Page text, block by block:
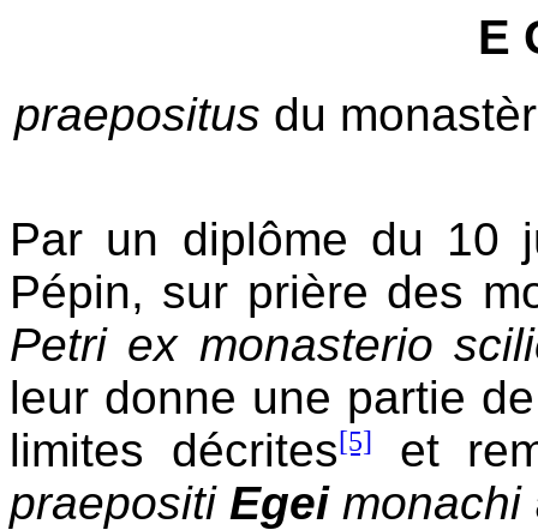
E
praepositus du
Par un diplôme du 10
Pépin, sur prière des
Petri ex monasterio
leur donne une partie
limites décrites[5]
et
praepositi Egei monachi